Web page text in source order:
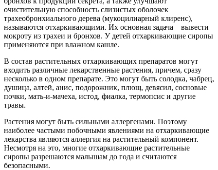
очистительную способность слизистых оболочек
трахеобронхиального дерева (мукоцилиарный клиренс),
называются отхаркивающими. Их основная задача – вывести
мокроту из трахеи и бронхов. У детей отхаркивающие сиропы
применяются при влажном кашле.
В состав растительных отхаркивающих препаратов могут
входить различные лекарственные растения, причем, сразу
несколько в одном препарате. Это могут быть солодка, чабрец,
душица, алтей, анис, подорожник, плющ, девясил, сосновые
почки, мать-и-мачеха, истод, фиалка, термопсис и другие
травы.
Растения могут быть сильными аллергенами. Поэтому
наиболее частыми побочными явлениями на отхаркивающие
лекарства являются аллергия на растительный компонент.
Несмотря на это, многие отхаркивающие растительные
сиропы разрешаются малышам до года и считаются
безопасными.